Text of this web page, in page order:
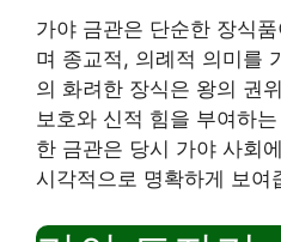
가야 금관은 단순한 장식
며 종교적, 의례적 의미를
의 화려한 장식은 왕의 권
보호와 신적 힘을 부여하
한 금관은 당시 가야 사회
시각적으로 명확하게 보여